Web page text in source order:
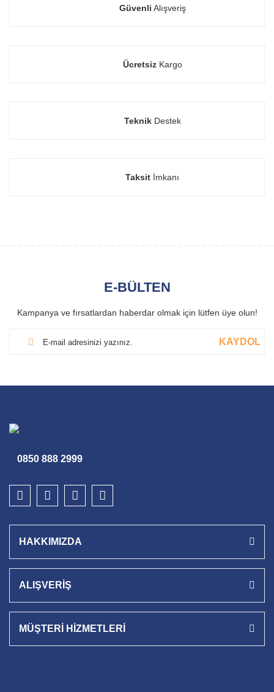
Güvenli Alışveriş
ÜcretsizKargo
TeknikDestek
Taksit İmkanı
E-BÜLTEN
Kampanya ve fırsatlardan haberdar olmak için lütfen üye olun!
KAYDOL
0850 888 2999
HAKKIMIZDA
ALIŞVERİŞ
MÜŞTERİ HİZMETLERİ